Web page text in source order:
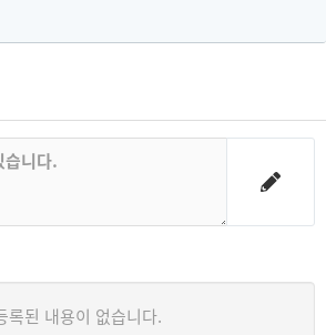
록된 내용이 없습니다.